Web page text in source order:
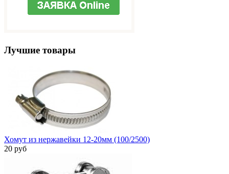
Лучшие товары
Хомут из нержавейки 12-20мм (100/2500)
20 руб